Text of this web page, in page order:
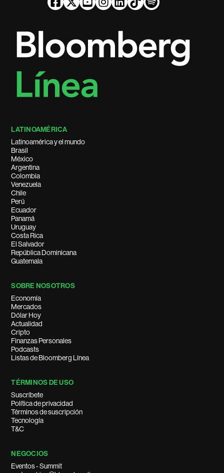
LATINOAMÉRICA
Latinoamérica y el mundo
Brasil
México
Argentina
Colombia
Venezuela
Chile
Perú
Ecuador
Panamá
Uruguay
Costa Rica
El Salvador
República Dominicana
Guatemala
SOBRE NOSOTROS
Economía
Mercados
Dólar Hoy
Actualidad
Cripto
Finanzas Personales
Podcasts
Listas de Bloomberg Línea
TÉRMINOS DE USO
Suscríbete
Política de privacidad
Términos de suscripción
Tecnología
T&C
NEGOCIOS
Eventos - Summit